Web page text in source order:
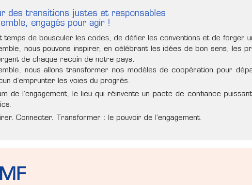
des transitions justes et responsables
engagés pour agir !
temps de bousculer les codes, de défier les conventions et de forger
nous pouvons inspirer, en célébrant les idées de bon sens, les
de chaque recoin de notre pays.
nous allons transformer nos modèles de coopération pour
d’emprunter les voies du progrès.
de l’engagement, le lieu qui réinvente un pacte de confiance
Connecter. Transformer : le pouvoir de l’engagement.